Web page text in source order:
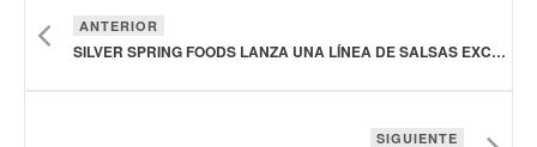
ANTERIOR
SILVER SPRING FOODS LANZA UNA LÍNEA DE SALSAS EXCLUSIVA CON CUATRO SABORES
SIGUIENTE